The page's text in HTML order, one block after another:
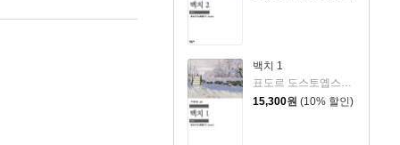
백치 1
표도르 도스토옙스키 저/김연경 역
15,300원 (10% 할인)